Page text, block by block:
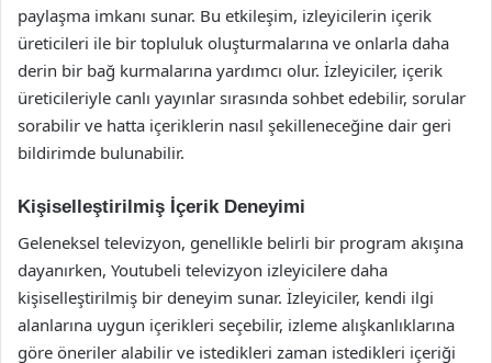
paylaşma imkanı sunar. Bu etkileşim, izleyicilerin içerik
üreticileri ile bir topluluk oluşturmalarına ve onlarla daha
derin bir bağ kurmalarına yardımcı olur. İzleyiciler, içerik
üreticileriyle canlı yayınlar sırasında sohbet edebilir, sorular
sorabilir ve hatta içeriklerin nasıl şekilleneceğine dair geri
bildirimde bulunabilir.
Kişiselleştirilmiş İçerik Deneyimi
Geleneksel televizyon, genellikle belirli bir program akışına
dayanırken, Youtubeli televizyon izleyicilere daha
kişiselleştirilmiş bir deneyim sunar. İzleyiciler, kendi ilgi
alanlarına uygun içerikleri seçebilir, izleme alışkanlıklarına
göre öneriler alabilir ve istedikleri zaman istedikleri içeriği